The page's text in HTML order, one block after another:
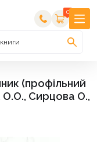
0
(профільний
О.О., Сирцова О.,